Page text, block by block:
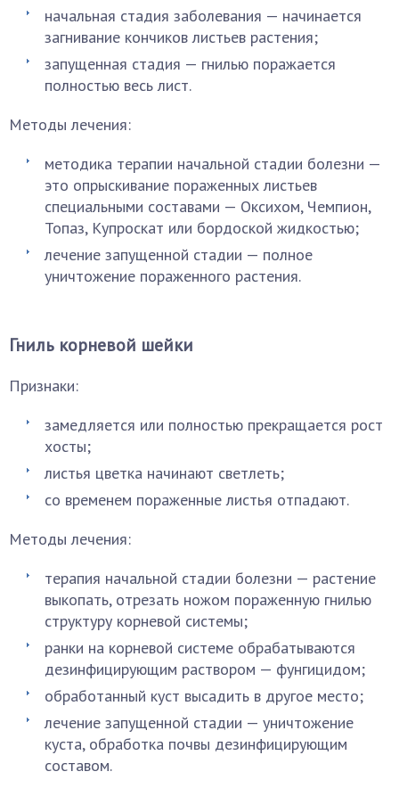
начальная стадия заболевания — начинается
загнивание кончиков листьев растения;
запущенная стадия — гнилью поражается
полностью весь лист.
Методы лечения:
методика терапии начальной стадии болезни —
это опрыскивание пораженных листьев
специальными составами — Оксихом, Чемпион,
Топаз, Купроскат или бордоской жидкостью;
лечение запущенной стадии — полное
уничтожение пораженного растения.
Гниль корневой шейки
Признаки:
замедляется или полностью прекращается рост
хосты;
листья цветка начинают светлеть;
со временем пораженные листья отпадают.
Методы лечения:
терапия начальной стадии болезни — растение
выкопать, отрезать ножом пораженную гнилью
структуру корневой системы;
ранки на корневой системе обрабатываются
дезинфицирующим раствором — фунгицидом;
обработанный куст высадить в другое место;
лечение запущенной стадии — уничтожение
куста, обработка почвы дезинфицирующим
составом.